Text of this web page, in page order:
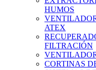
HUMOS
ATEX
FILTRACIÓN
CORTINAS